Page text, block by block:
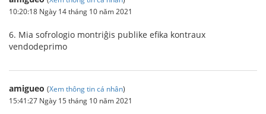
10:20:18 Ngày 14 tháng 10 năm 2021
6. Mia sofrologio montriĝis publike efika kontraux
vendodeprimo
amigueo (Xem thông tin cá nhân)
15:41:27 Ngày 15 tháng 10 năm 2021